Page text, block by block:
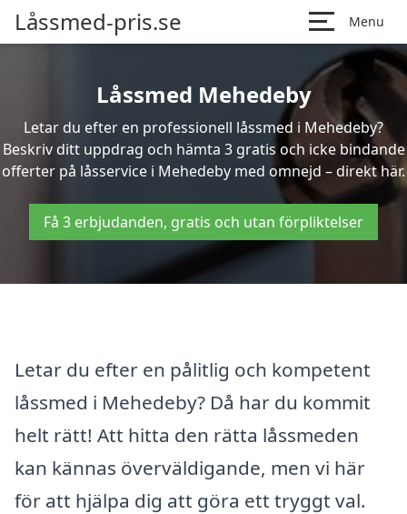
Låssmed-pris.se Menu
Låssmed Mehedeby
Letar du efter en professionell låssmed i Mehedeby?
Beskriv ditt uppdrag och hämta 3 gratis och icke bindande
offerter på låsservice i Mehedeby med omnejd – direkt här.
Få 3 erbjudanden, gratis och utan förpliktelser
Letar du efter en pålitlig och kompetent
låssmed i Mehedeby? Då har du kommit
helt rätt! Att hitta den rätta låssmeden
kan kännas överväldigande, men vi här
för att hjälpa dig att göra ett tryggt val.